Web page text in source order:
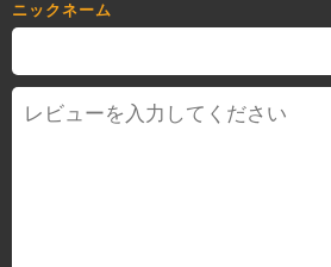
ニックネーム